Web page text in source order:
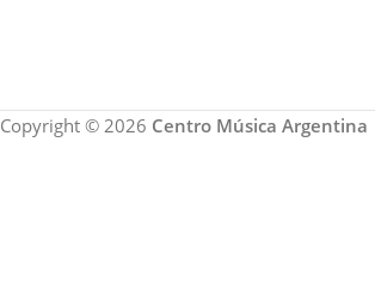
Copyright © 2026 Centro Música Argentina